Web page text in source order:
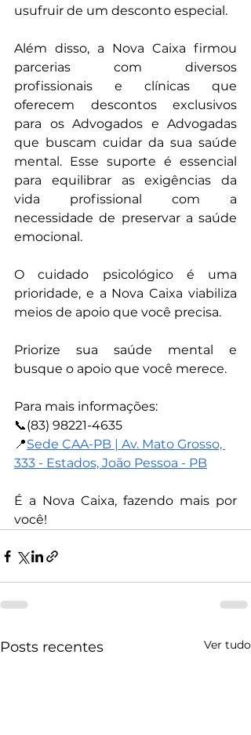
usufruir de um desconto especial.
Além disso, a Nova Caixa firmou
parcerias com diversos
profissionais e clínicas que
oferecem descontos exclusivos
para os Advogados e Advogadas
que buscam cuidar da sua saúde
mental. Esse suporte é essencial
para equilibrar as exigências da
vida profissional com a
necessidade de preservar a saúde
emocional.
O cuidado psicológico é uma
prioridade, e a Nova Caixa viabiliza
meios de apoio que você precisa.
Priorize sua saúde mental e
busque o apoio que você merece.
Para mais informações:
📞(83) 98221-4635
📍Sede CAA-PB | Av. Mato Grosso,
333 - Estados, João Pessoa - PB
É a Nova Caixa, fazendo mais por
você!
Posts recentes Ver tudo